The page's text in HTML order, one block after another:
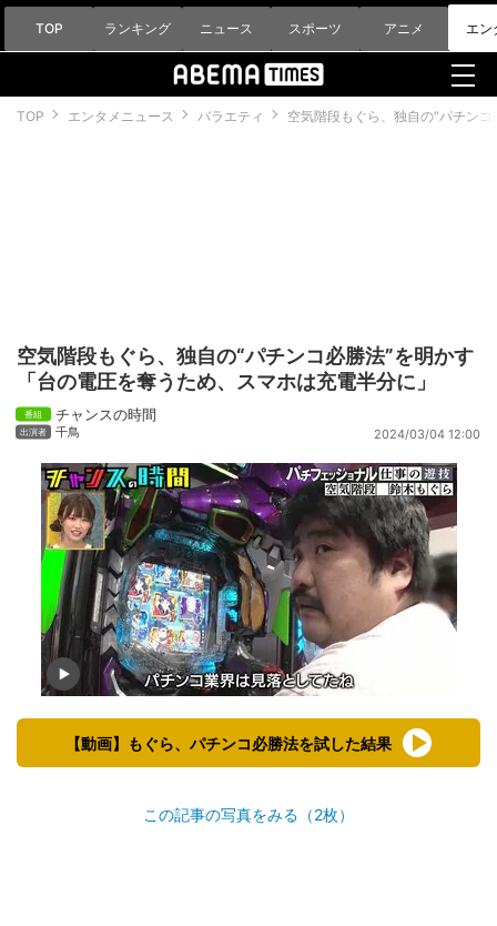
TOP ランキング ニュース スポーツ アニメ エン
TOP エンタメニュース バラエティ 空気階段もぐら、独自の“パチン
空気階段もぐら、独自の“パチンコ必勝法”を明かす
「台の電圧を奪うため、スマホは充電半分に」
チャンスの時間
千鳥 2024/03/04 12:00
【動画】もぐら、パチンコ必勝法を試した結果
この記事の写真をみる（2枚）